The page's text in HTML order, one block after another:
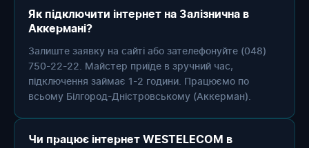
Як підключити інтернет на Залізнична в
Аккермані?
Залиште заявку на сайті або зателефонуйте (048)
750-22-22. Майстер приїде в зручний час,
підключення займає 1-2 години. Працюємо по
всьому Білгород-Дністровському (Аккерман).
Чи працює інтернет WESTELECOM в